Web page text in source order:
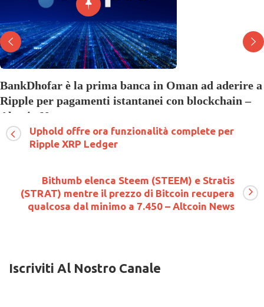
BankDhofar è la prima banca in Oman ad aderire a
Ripple per pagamenti istantanei con blockchain –
Altcoin News
2 Maggio 2018 Commenti disabilitatisu
banca
in
Oman
pagamenti
Uphold offre ora funzionalità complete per
Ripple XRP Ledger
Bithumb elenca Steem (STEEM) e Stratis
(STRAT) mentre il prezzo di Bitcoin recupera
qualcosa dal minimo a 7.450 – Altcoin News
Iscriviti Al Nostro Canale